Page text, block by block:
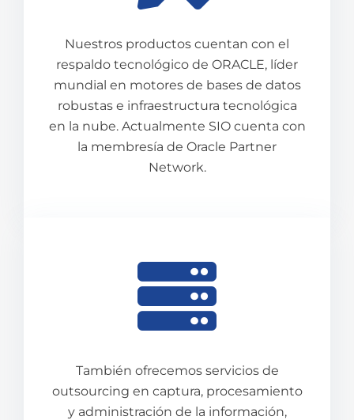
Nuestros productos cuentan con el
respaldo tecnológico de ORACLE, líder
mundial en motores de bases de datos
robustas e infraestructura tecnológica
en la nube. Actualmente SIO cuenta con
la membresía de Oracle Partner
Network.
También ofrecemos servicios de
outsourcing en captura, procesamiento
y administración de la información,